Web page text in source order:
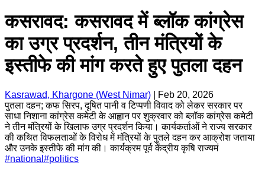
कसरावद: कसरावद में ब्लॉक कांग्रेस
का उग्र प्रदर्शन, तीन मंत्रियों के
इस्तीफे की मांग करते हुए पुतला दहन
Kasrawad, Khargone (West Nimar)
Feb 20, 2026
पुतला दहन; कफ सिरप, दूषित पानी व टिप्पणी विवाद को लेकर सरकार पर
साधा निशाना कांग्रेस कमेटी के आह्वान पर शुक्रवार को ब्लॉक कांग्रेस कमेटी
ने तीन मंत्रियों के खिलाफ उग्र प्रदर्शन किया। कार्यकर्ताओं ने राज्य सरकार
की कथित विफलताओं के विरोध में मंत्रियों के पुतले दहन कर आक्रोश जताया
और उनके इस्तीफे की मांग की। कार्यक्रम पूर्व केंद्रीय कृषि राज्यमं
#national #politics